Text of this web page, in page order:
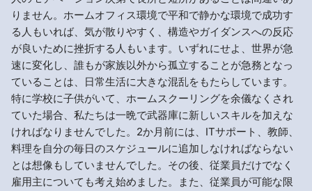
りません。ホームオフィス環境で平和で静かな環境で成功す
る人もいれば、気が散りやすく、構造やガイダンスへの反応
が良いために挫折する人もいます。いずれにせよ、世界が急
速に変化し、誰もが家族以外から孤立することが急務となっ
ていることは、日常生活に大きな混乱をもたらしています。
特に学校に子供がいて、ホームスクーリングを余儀なくされ
ていた場合、私たちは一晩で武器庫に新しいスキルを加えな
ければなりませんでした。2か月前には、ITサポート、教師、
料理を自分の毎日のスケジュールに追加しなければならない
とは想像もしていませんでした。その後、従業員だけでなく
雇用主についても考え始めました。また、従業員が可能な限